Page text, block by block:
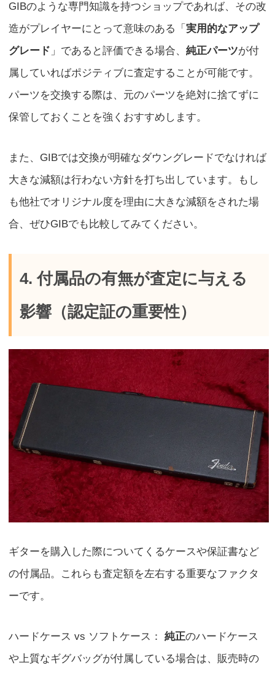
GIBのような専門知識を持つショップであれば、その改
造がプレイヤーにとって意味のある「実用的なアップ
グレード 」であると評価できる場合、純正パーツが付
属していればポジティブに査定することが可能です。
パーツを交換する際は、元のパーツを絶対に捨てずに
保管しておくことを強くおすすめします。
また、GIBでは交換が明確なダウングレードでなければ
大きな減額は行わない方針を打ち出しています。もし
も他社でオリジナル度を理由に大きな減額をされた場
合、ぜひGIBでも比較してみてください。
4. 付属品の有無が査定に与える
影響（認定証の重要性）
ギターを購入した際についてくるケースや保証書など
の付属品。これらも査定額を左右する重要なファクタ
ーです。
ハードケース vs ソフトケース：純正のハードケース
や上質なギグバッグが付属している場合は、販売時の